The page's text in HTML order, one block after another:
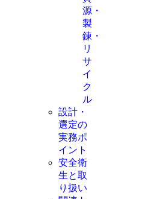
源・
製
錬・
リ
サ
イ
ク
ル
設計・
選定の
実務ポ
イント
安全衛
生と取
り扱い